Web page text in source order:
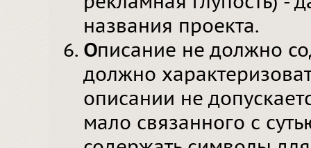
названия проекта.
Описание не должно
должно
описании не
мало связанного с